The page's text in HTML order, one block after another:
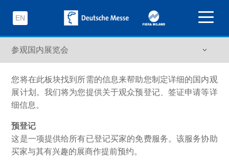
EN
您将在此板块找到所需的信息来帮助您制定详细的国内观
展计划。我们将为您提供关于观众预登记、签证申请等详
细信息。
预登记
这是一项提供给所有已登记买家的免费服务。该服务协助
买家与其有兴趣的展商作提前预约。